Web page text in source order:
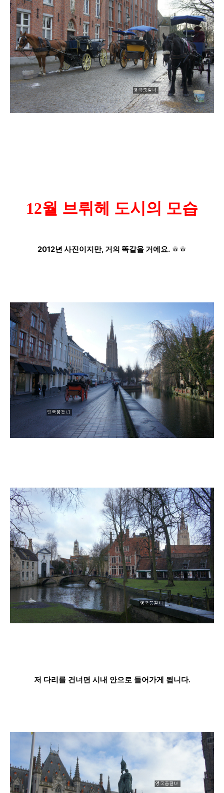
12월 브뤼헤 도시의 모습
2012년 사진이지만, 거의 똑같을 거에요. ㅎㅎ
저 다리를 건너면 시내 안으로 들어가게 됩니다.